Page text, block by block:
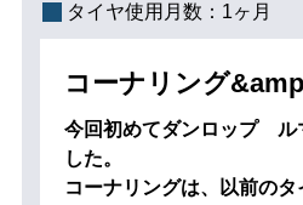
タイヤ使用月数： 1ヶ月
コーナリング
今回初めてダンロップ ル
した。
コーナリングは、以前の